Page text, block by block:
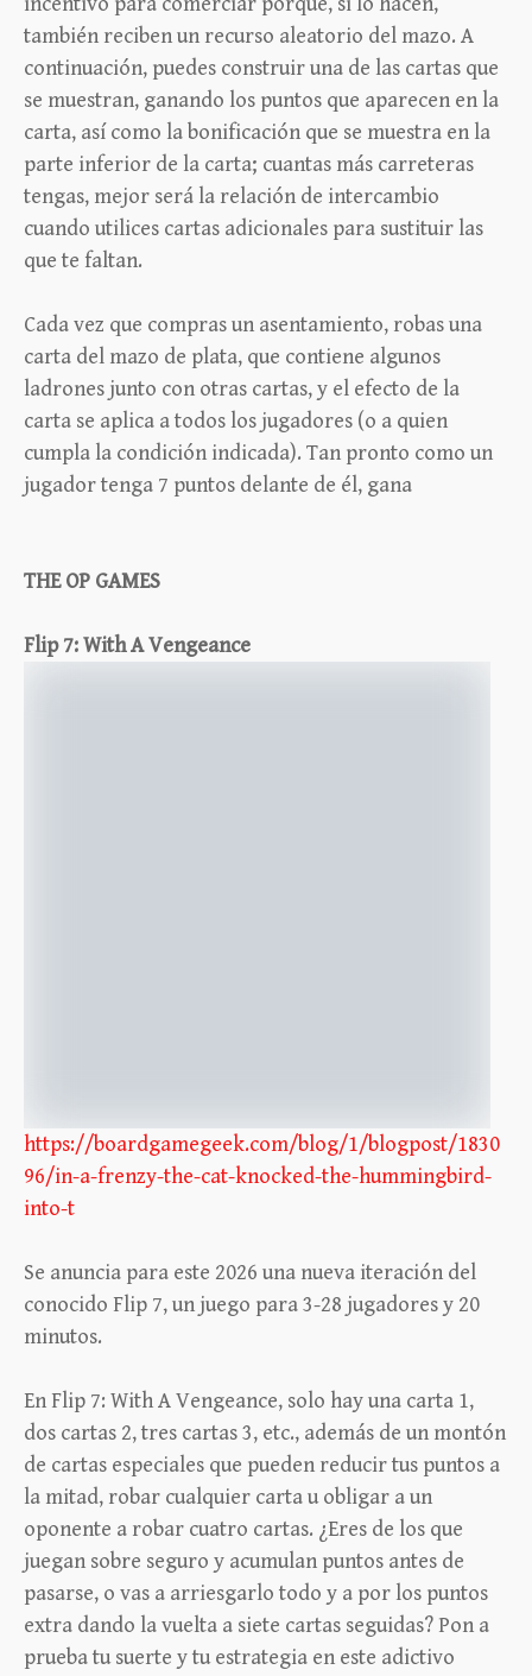
también reciben un recurso aleatorio del mazo. A
continuación, puedes construir una de las cartas que
se muestran, ganando los puntos que aparecen en la
carta, así como la bonificación que se muestra en la
parte inferior de la carta; cuantas más carreteras
tengas, mejor será la relación de intercambio
cuando utilices cartas adicionales para sustituir las
que te faltan.
Cada vez que compras un asentamiento, robas una
carta del mazo de plata, que contiene algunos
ladrones junto con otras cartas, y el efecto de la
carta se aplica a todos los jugadores (o a quien
cumpla la condición indicada). Tan pronto como un
jugador tenga 7 puntos delante de él, gana
THE OP GAMES
Flip 7: With A Vengeance
https://boardgamegeek.com/blog/1/blogpost/1830
96/in-a-frenzy-the-cat-knocked-the-hummingbird-
into-t
Se anuncia para este 2026 una nueva iteración del
conocido Flip 7, un juego para 3-28 jugadores y 20
minutos.
En Flip 7: With A Vengeance, solo hay una carta 1,
dos cartas 2, tres cartas 3, etc., además de un montón
de cartas especiales que pueden reducir tus puntos a
la mitad, robar cualquier carta u obligar a un
oponente a robar cuatro cartas. ¿Eres de los que
juegan sobre seguro y acumulan puntos antes de
pasarse, o vas a arriesgarlo todo y a por los puntos
extra dando la vuelta a siete cartas seguidas? Pon a
prueba tu suerte y tu estrategia en este adictivo